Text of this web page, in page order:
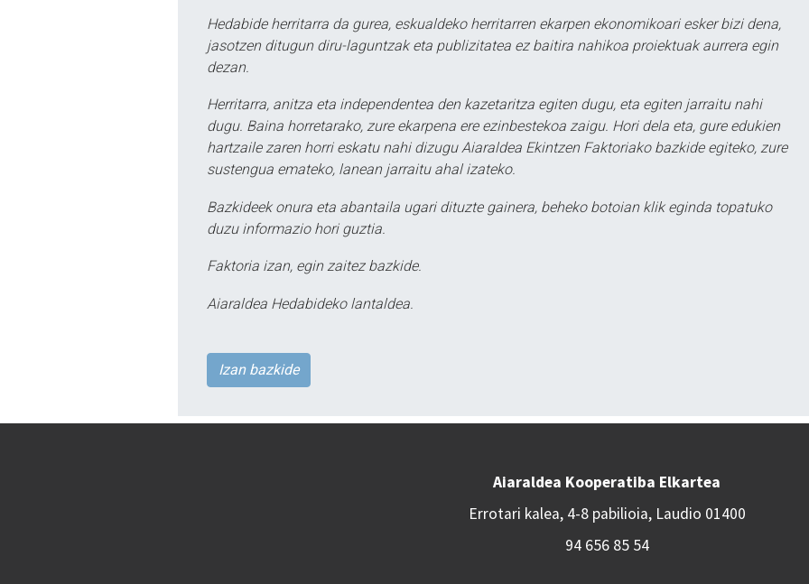
Hedabide herritarra da gurea, eskualdeko herritarren ekarpen ekonomikoari esker bizi dena,
jasotzen ditugun diru-laguntzak eta publizitatea ez baitira nahikoa proiektuak aurrera egin
dezan.
Herritarra, anitza eta independentea den kazetaritza egiten dugu, eta egiten jarraitu nahi
dugu. Baina horretarako, zure ekarpena ere ezinbestekoa zaigu. Hori dela eta, gure edukien
hartzaile zaren horri eskatu nahi dizugu Aiaraldea Ekintzen Faktoriako bazkide egiteko, zure
sustengua emateko, lanean jarraitu ahal izateko.
Bazkideek onura eta abantaila ugari dituzte gainera, beheko botoian klik eginda topatuko
duzu informazio hori guztia.
Faktoria izan, egin zaitez bazkide.
Aiaraldea Hedabideko lantaldea.
Izan bazkide
Aiaraldea Kooperatiba Elkartea
Errotari kalea, 4-8 pabilioia, Laudio 01400
94 656 85 54